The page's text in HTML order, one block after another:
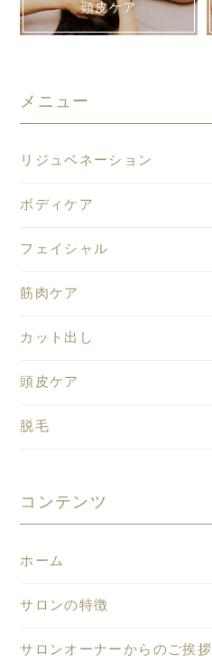
頭皮ケア
メニュー
リジュベネーション
ボディケア
フェイシャル
筋肉ケア
カット出し
頭皮ケア
脱毛
コンテンツ
ホーム
サロンの特徴
サロンオーナーからのご挨拶